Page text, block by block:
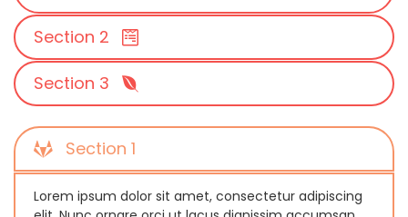
Section 2
Section 3
Section 1
Lorem ipsum dolor sit amet, consectetur adipiscing